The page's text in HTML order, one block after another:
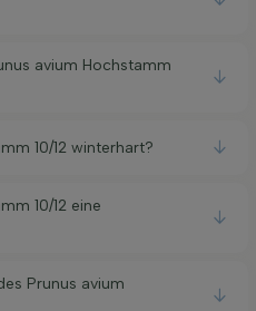
avium Hochstamm
10/12 winterhart?
10/12 eine
Prunus avium